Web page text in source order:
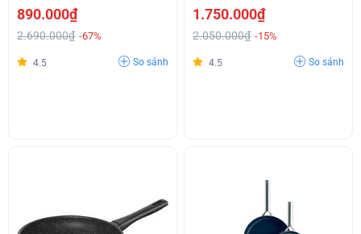
Chống Dính, Made In Italy,
890.000₫
2.690.000₫ -67%
4.5 So sánh
1.750.000₫
2.050.000₫ -15%
4.5 So sánh